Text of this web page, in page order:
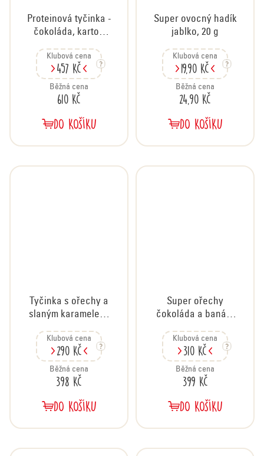
Proteinová tyčinka -
čokoláda, karton
Klubová cena
457 Kč
Běžná cena
610 Kč
DO KOŠÍKU
Super ovocný hadík
jablko, 20 g
Klubová cena
19,90 Kč
Běžná cena
24,90 Kč
DO KOŠÍKU
Tyčinka s ořechy a
slaným karamelem,
Klubová cena
290 Kč
Běžná cena
398 Kč
DO KOŠÍKU
Super ořechy
čokoláda a banán,
Klubová cena
310 Kč
Běžná cena
399 Kč
DO KOŠÍKU